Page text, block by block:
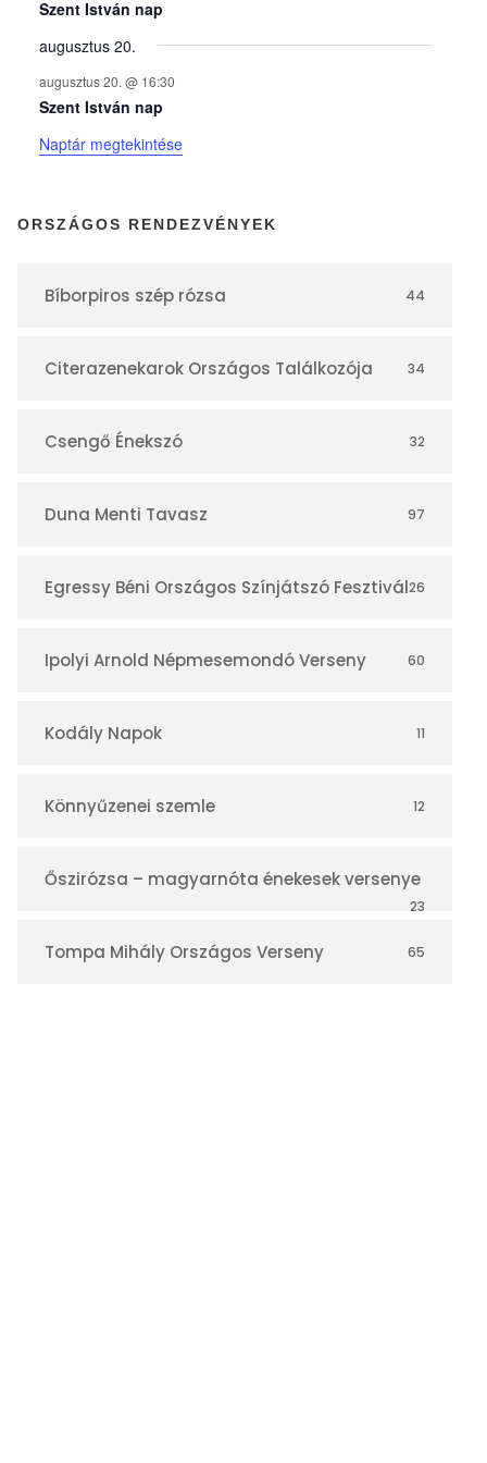
y
e
k
n
a
á
r
Szent István nap
augusztus 20.
augusztus 20. @ 16:30
Szent István nap
Naptár megtekintése
ORSZÁGOS RENDEZVÉNYEK
Bíborpiros szép rózsa 44
Citerazenekarok Országos Találkozója 34
Csengő Énekszó 32
Duna Menti Tavasz 97
Egressy Béni Országos Színjátszó Fesztivál26
Ipolyi Arnold Népmesemondó Verseny 60
Kodály Napok 11
Könnyűzenei szemle 12
Őszirózsa – magyarnóta énekesek versenye
23
Tompa Mihály Országos Verseny 65